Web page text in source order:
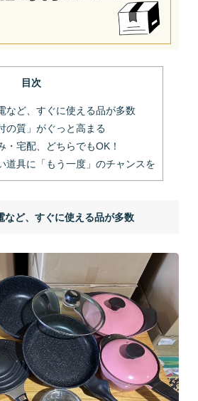
目次
など、すぐに使える品が多数
の質」がぐっと高まる
・宅配、どちらでもOK！
道具に「もう一度」のチャンスを
など、すぐに使える品が多数